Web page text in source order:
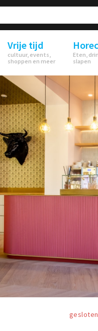
Vrije tijd
cultuur, events,
shoppen en meer
Eten,
slapen
gesloten